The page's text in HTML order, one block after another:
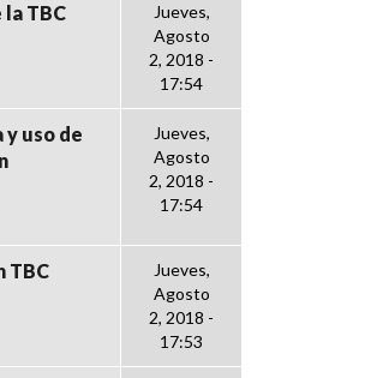
la TBC
Jueves,
Agosto
2, 2018 -
17:54
uso de
Jueves,
Agosto
2, 2018 -
17:54
TBC
Jueves,
Agosto
2, 2018 -
17:53